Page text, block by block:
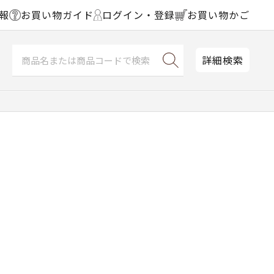
お買い物ガイド ログイン・登録 お買い物かご
詳細検索